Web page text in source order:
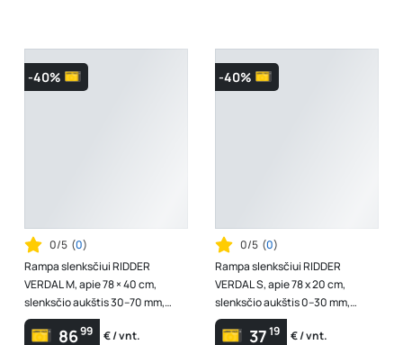
-40%
0/5 (0)
Rampa slenksčiui RIDDER
VERDAL M, apie 78 × 40 cm,
slenksčio aukštis 30–70 mm,
chromuotas aliuminis, A324200
8699 € / vnt.
-40%
0/5 (0)
Rampa slenksčiui RIDDER
VERDAL S, apie 78 x 20 cm,
slenksčio aukštis 0–30 mm,
chromuotas aliuminis, A324100
3719 € / vnt.